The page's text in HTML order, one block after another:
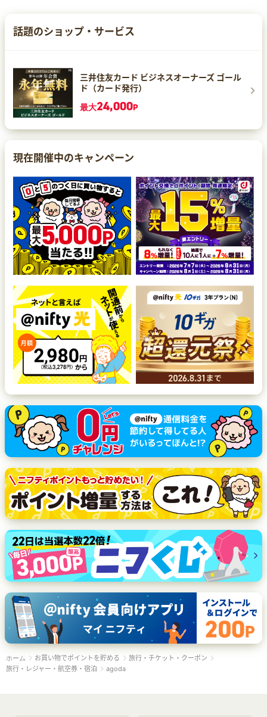
話題のショップ・サービス
三井住友カード ビジネスオーナーズ ゴール
ド（カード発行）
最大24,000P
現在開催中のキャンペーン
ホーム お買い物でポイントを貯める
旅行・チケット・クーポン
旅行・レジャー・航空券・宿泊
agoda